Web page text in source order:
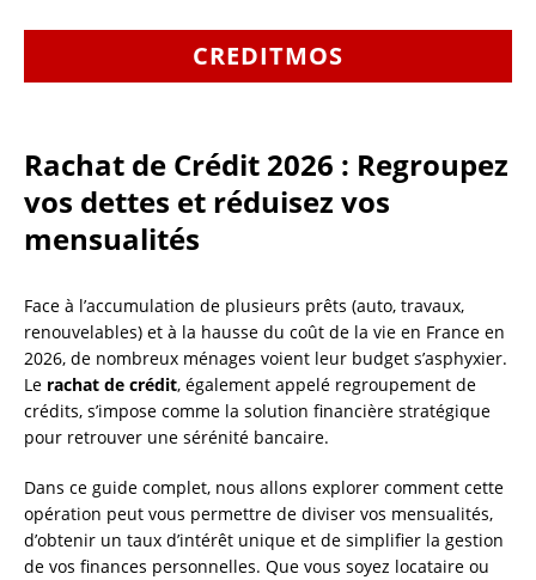
CREDITMOS
Rachat de Crédit 2026 : Regroupez
vos dettes et réduisez vos
mensualités
Face à l’accumulation de plusieurs prêts (auto, travaux,
renouvelables) et à la hausse du coût de la vie en France en
2026, de nombreux ménages voient leur budget s’asphyxier.
Le rachat de crédit, également appelé regroupement de
crédits, s’impose comme la solution financière stratégique
pour retrouver une sérénité bancaire.
Dans ce guide complet, nous allons explorer comment cette
opération peut vous permettre de diviser vos mensualités,
d’obtenir un taux d’intérêt unique et de simplifier la gestion
de vos finances personnelles. Que vous soyez locataire ou